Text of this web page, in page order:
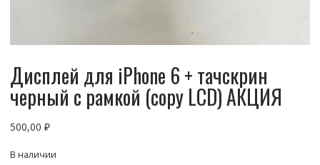
Дисплей для iPhone 6 + тачскрин
черный с рамкой (copy LCD) АКЦИЯ
500,00 ₽
В наличии